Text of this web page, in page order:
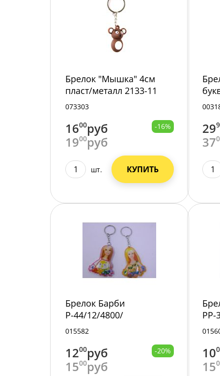
Брелок "Мышка" 4см
пласт/металл 2133-11
/1200/12/
073303
1600руб
1900руб
-16%
шт. КУПИТЬ
29
37
Брелок Барби
Р-44/12/4800/
015582
1200руб
1500руб
-20%
РР-
10
15